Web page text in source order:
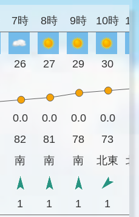
7時 8時 9時 10時
26 27 29 30
0.0 0.0 0.0 0.0
82 81 78 73
南 南 南 北東 北
1 1 1 1